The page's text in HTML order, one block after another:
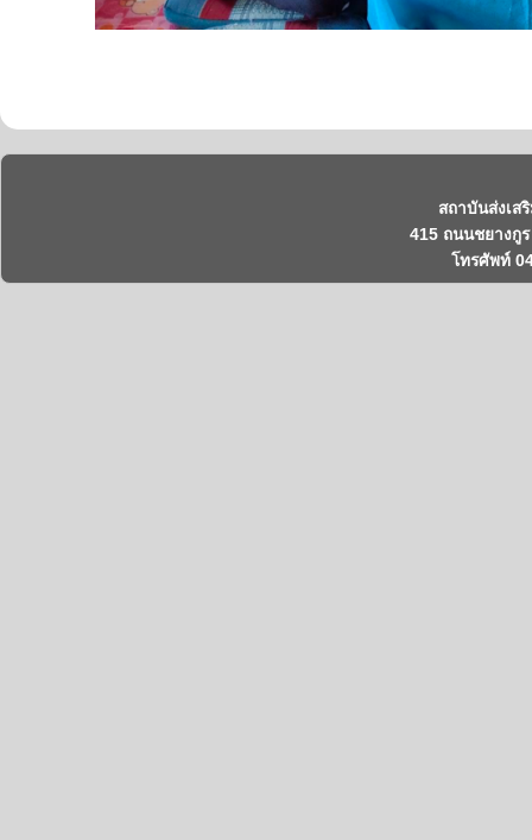
สถาบันส่งเส
415 ถนนชยางกู
โทรศัพท์